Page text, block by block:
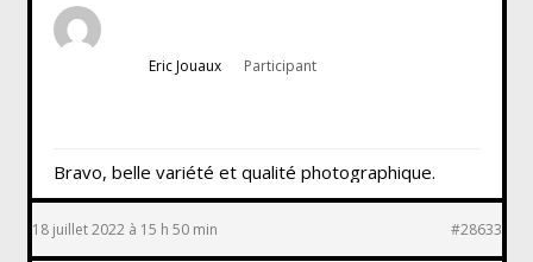
Eric Jouaux Participant
Bravo, belle variété et qualité photographique.
18 juillet 2022 à 15 h 50 min #28633